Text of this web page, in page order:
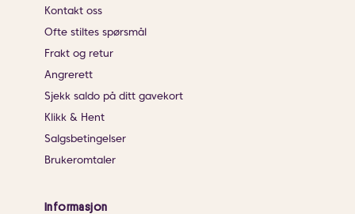
Kontakt oss
Ofte stiltes spørsmål
Frakt og retur
Angrerett
Sjekk saldo på ditt gavekort
Klikk & Hent
Salgsbetingelser
Brukeromtaler
Informasjon